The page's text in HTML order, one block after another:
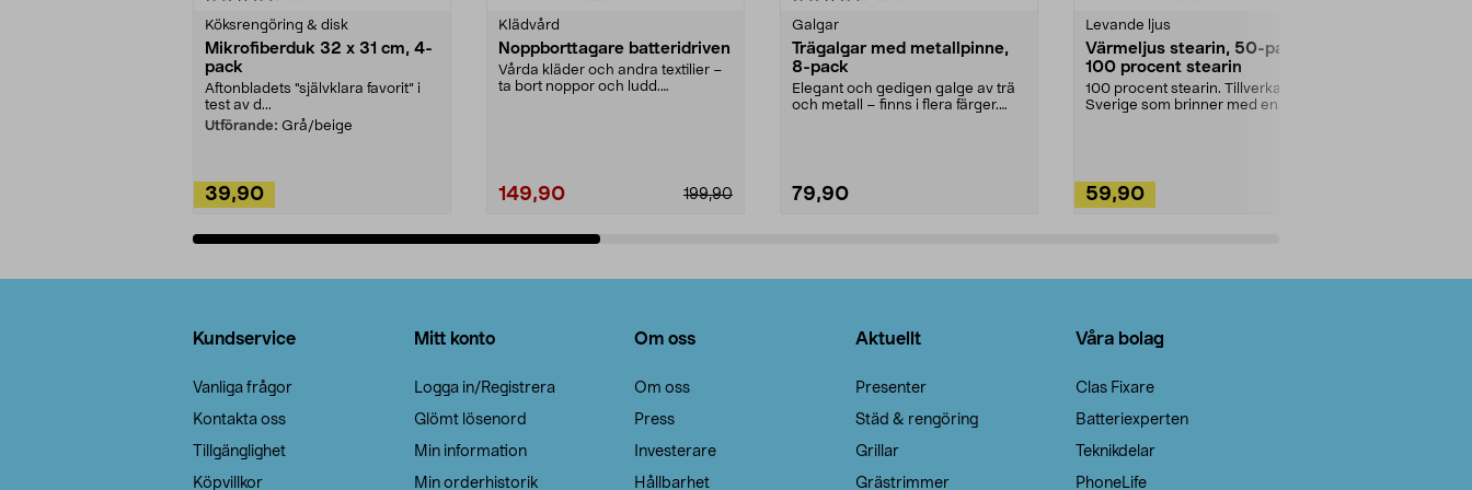
Köksrengöring & disk
Mikrofiberduk 32 x 31 cm, 4-
pack
Aftonbladets "självklara favorit” i
test av d...
Utförande: Grå/beige
39,90
Klädvård
Noppborttagare batteridriven
Vårda kläder och andra textilier –
ta bort noppor och ludd.
199,90
149,90
Galgar
Trägalgar med metallpinne,
8-pack
Elegant och gedigen galge av trä
och metall – finns i flera färger.
79,90
Levande ljus
Värmeljus stearin, 50-pack,
100 procent stearin
100 procent stearin. Tillverkade i
Sverige som brinner med en
59,90
Kundservice
Vanliga frågor
Kontakta oss
Tillgänglighet
Köpvillkor
Mitt konto
Logga in/Registrera
Glömt lösenord
Min information
Min orderhistorik
Om oss
Om oss
Press
Investerare
Hållbarhet
Aktuellt
Presenter
Städ & rengöring
Grillar
Grästrimmer
Våra bolag
Clas Fixare
Batteriexperten
Teknikdelar
PhoneLife